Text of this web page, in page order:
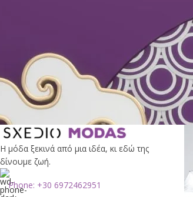
Η μόδα ξεκινά από μια ιδέα, κι εδώ της
δίνουμε ζωή.
Phone: +30 6972462951